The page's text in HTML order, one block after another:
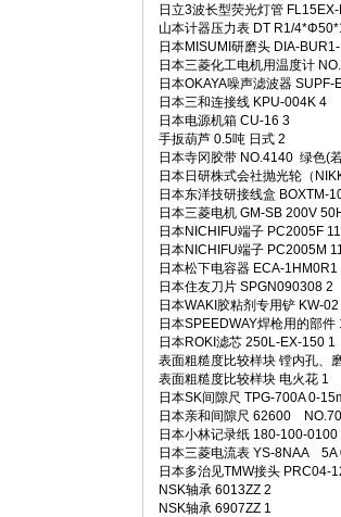
日立3波长型荧光灯管
山本计器压力表 DT R1/
日本MISUMI研磨头 DIA-
日本三菱化工电机用温度计
日本OKAYA噪声滤波器 SUPF-
日本三和连接线 KPU-004K 4
日本电源机箱 CU-16 3
手扳葫芦 0.5吨 日式 2
日本寺冈胶带 NO.4140 绿色(
日本日研株式会社抛光轮（
日本东洋技研接线盒 BOXTM-
日本三菱电机 GM-SB 200V
日本NICHIFU端子 PC2005F
日本NICHIFU端子 PC2005M
日本松下电容器 ECA-1HM0R1
日本住友刀片 SPGN090308 2
日本WAKI胶粘剂专用铲 KW-
日本SPEEDWAY焊枪用的部
日本ROKI滤芯 250L-EX-150 1
表面粗糙度比较样块 镗内孔、
表面粗糙度比较样块 电火花 1
日本SK间隙尺 TPG-700A 0-
日本亲和间隙尺 62600
日本小林记录纸 180-100-0100
日本三菱电流表 YS-8NAA 5A
日本多治见TMW接头 PRC04-
NSK轴承 6013ZZ 2
NSK轴承 6907ZZ 1